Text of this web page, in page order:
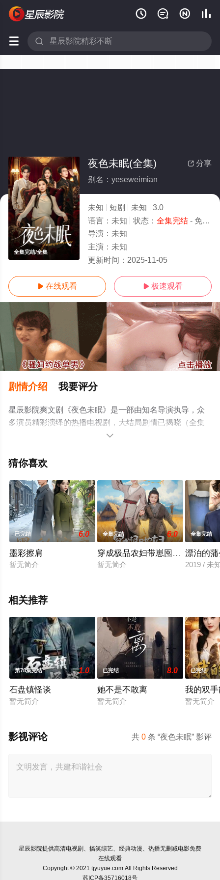
   
 
全集完结/全集
 分享
夜色未眠(全集)
别名：yeseweimian
未知 短剧 未知
3.0
语言： 未知 状态： 全集完结- 免费在线观看
导演： 未知
主演： 未知
更新时间： 2025-11-05
 在线观看  极速观看
剧情介绍 我要评分
星辰影院爽文剧《夜色未眠》是一部由知名导演执导，众
多演员精彩演绎的热播电视剧，大结局剧情已揭晓（全集
完结），手机免费观看高清未删减完整版电视剧全集就来
剧情网等平台了解。

猜你喜欢
已完结 6.0
墨彩擦肩
暂无简介
全集完结 6.0
穿成极品农妇带崽囤粮惊艳全城
暂无简介
全集完结
漂泊的
2019 / 未
相关推荐
第78集完结 1.0
石盘镇怪谈
暂无简介
已完结 8.0
她不是不敢离
暂无简介
已完结
我的双
暂无简介
共0 条 “夜色未眠” 影评
影视评论
星辰影院提供高清电视剧、搞笑综艺、经典动漫、热播无删减电影免费
在线观看
Copyright © 2021 tjyuyue.com All Rights Reserved
苏ICP备35716018号